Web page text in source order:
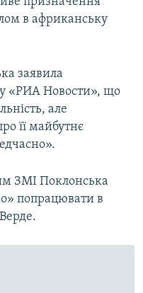
в африканську
заявила
«РИА Новости», що
але
її майбутнє
ЗМІ Поклонська
попрацювати в